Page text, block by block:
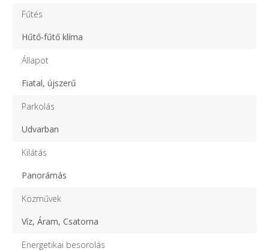
Fűtés
Hűtő-fűtő klíma
Állapot
Fiatal, újszerű
Parkolás
Udvarban
Kilátás
Panorámás
Közművek
Víz, Áram, Csatorna
Energetikai besorolás